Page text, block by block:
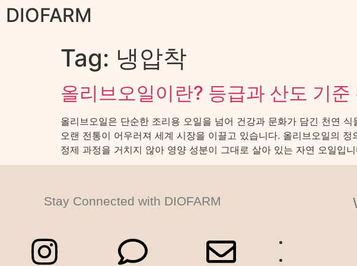
DIOFARM
Tag: 냉압착
올리브오일이란? 등급과 산도 기준
올리브오일은 단순한 조리용 오일을 넘어 건강과 문화가 담긴 천연
오랜 전통이 어우러져 세계 시장을 이끌고 있습니다. 올리브오일의
정제 과정을 거치지 않아 영양 성분이 그대로 살아 있는 자연 오일입
Stay Connected with DIOFARM